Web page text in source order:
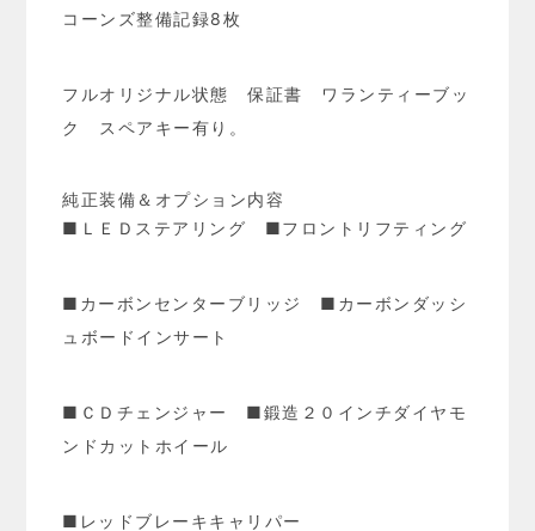
コーンズ整備記録8枚
フルオリジナル状態 保証書 ワランティーブッ
ク スペアキー有り。
純正装備＆オプション内容
■ＬＥＤステアリング ■フロントリフティング
■カーボンセンターブリッジ ■カーボンダッシ
ュボードインサート
■ＣＤチェンジャー ■鍛造２０インチダイヤモ
ンドカットホイール
■レッドブレーキキャリパー